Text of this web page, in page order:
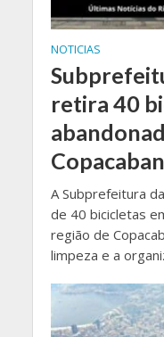
NOTICIAS
retira 40
A Subprefeitura
de 40 bicicletas
região de
limpeza e a